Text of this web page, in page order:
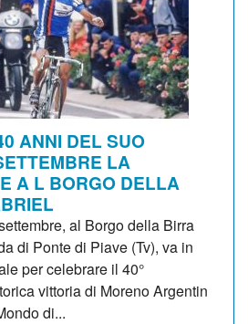
ANNI DEL SUO
LA
A L BORGO DELLA
al Borgo della Birra
di Ponte di Piave (Tv), va in
per celebrare il 40°
vittoria di Moreno Argentin
di...